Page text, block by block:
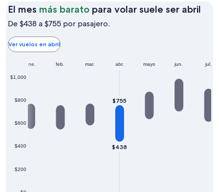
El mes más barato para volar suele ser abril
ser
De $438 a $755 por pasajero.
Ver vuelos en abril
$200
$400
$600
$800
$1,000
ene. feb. mar. abr. mayo jun. jul.
$438
$755